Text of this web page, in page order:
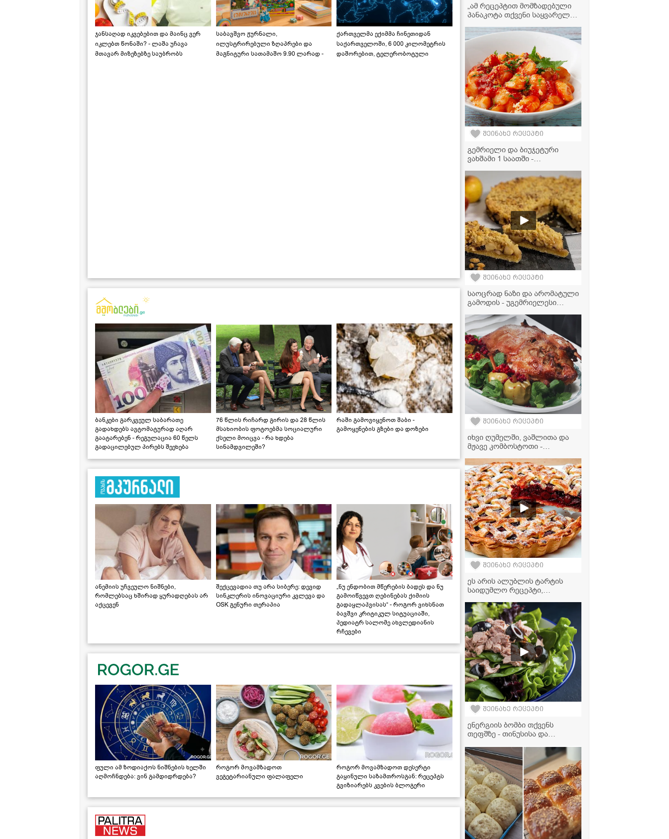
ჯანსაღად იკვებებით და მაინც ვერ
იკლებთ წონაში? - ლაშა უჩავა
მთავარ მიზეზებზე საუბრობს
საბავშვო ჟურნალი,
ილუსტრირებული ზღაპრები და
მაგნიტური სათამაშო 9.90 ლარად -
ქართველმა ექიმმა ჩინეთიდან
საქართველოში, 6 000 კილომეტრის
დაშორებით, ტელერობოტული
ბანკები გარკვეულ საბარათე
გადახდებს ავტომატურად აღარ
გაატარებენ - რეგულაცია 60 წელს
გადაცილებულ პირებს შეეხება
76 წლის რიჩარდ გირის და 28 წლის
მსახიობის ფოტოებმა სოციალური
ქსელი მოიცვა - რა ხდება
სინამდვილეში?
რაში გამოვიყენოთ შაბი -
გამოყენების გზები და დოზები
ანემიის უჩვეულო ნიშნები,
რომლებსაც ხშირად ყურადღებას არ
აქცევენ
შექცევადია თუ არა სიბერე: დევიდ
სინკლერის ინოვაციური კვლევა და
OSK გენური თერაპია
„ნუ ენდობით მწერების ბადეს და ნუ
გამოიწვევთ ღებინებას ქიმიის
გადაყლაპვისას“ - როგორ ვიხსნათ
ბავშვი კრიტიკულ სიტუაციაში,
პედიატრ სალომე ახვლედიანის
რჩევები
ფული ამ ზოდიაქოს ნიშნების ხელში
აღმოჩნდება: ვინ გამდიდრდება?
როგორ მოვამზადოთ
ვეგეტარიანული ფალაფელი
როგორ მოვამზადოთ დესერტი
გაყინული საზამთროსგან: რეცეპტს
გვიზიარებს კვების ბლოგერი
„ამ რეცეპტით მომზადებული
პანაკოტა თქვენი საყვარელი
მკითხველის რეცეპტი
შეინახე რეცეპტი
გემრიელი და ბიუჯეტური
ვახშამი 1 საათში -
არომატულ სოუსში
შეინახე რეცეპტი
საოცრად ნაზი და არომატული
გამოდის - უგემრიელესი
რეცეპტი
შეინახე რეცეპტი
იხვი ღუმელში, ვაშლითა და
მჟავე კომბოსტოთი -
კერძი
შეინახე რეცეპტი
ეს არის ალუბლის ტარტის
საიდუმლო რეცეპტი,
წევრს პირველივე ლუკმაზე
შეაყვარებს თავს!
შეინახე რეცეპტი
ენერგიის ბომბი თქვენს
თეფშზე - თინუსისა და
სალათის რეცეპტი